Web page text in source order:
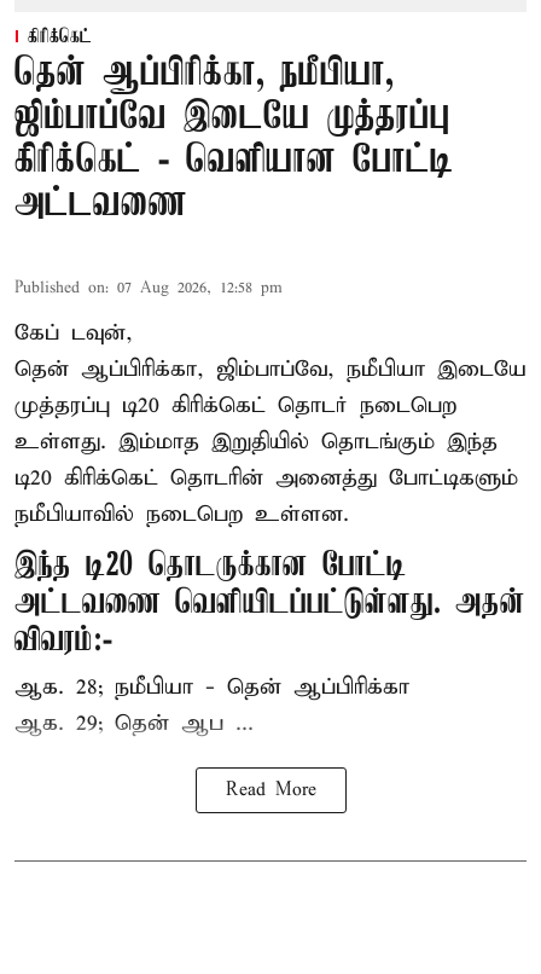
கிரிக்கெட்
தென் ஆப்பிரிக்கா, நமீபியா,
ஜிம்பாப்வே இடையே முத்தரப்பு
கிரிக்கெட் - வெளியான போட்டி
அட்டவணை
Published on: 07 Aug 2026, 12:58 pm
கேப் டவுன்,
தென் ஆப்பிரிக்கா, ஜிம்பாப்வே, நமீபியா இடையே
முத்தரப்பு டி20 கிரிக்கெட் தொடர் நடைபெற
உள்ளது. இம்மாத இறுதியில் தொடங்கும் இந்த
டி20 கிரிக்கெட் தொடரின் அனைத்து போட்டிகளும்
நமீபியாவில் நடைபெற உள்ளன.
இந்த டி20 தொடருக்கான போட்டி
அட்டவணை வெளியிடப்பட்டுள்ளது. அதன்
விவரம்:-
ஆக. 28; நமீபியா - தென் ஆப்பிரிக்கா
ஆக. 29; தென் ஆப ...
Read More